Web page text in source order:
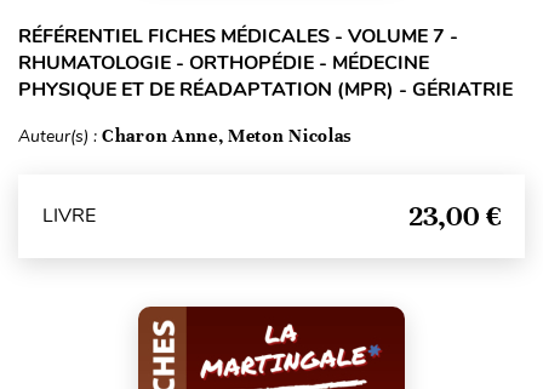
RÉFÉRENTIEL FICHES MÉDICALES - VOLUME 7 -
RHUMATOLOGIE - ORTHOPÉDIE - MÉDECINE
PHYSIQUE ET DE RÉADAPTATION (MPR) - GÉRIATRIE
Auteur(s) : Charon Anne, Meton Nicolas
LIVRE 23,00 €